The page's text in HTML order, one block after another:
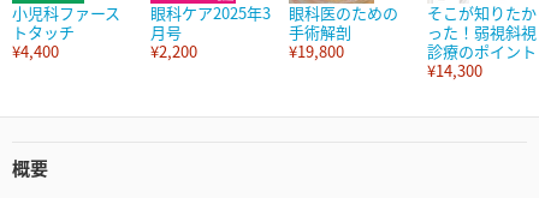
小児科ファース
トタッチ
¥4,400
眼科ケア2025年3
月号
¥2,200
眼科医のための
手術解剖
¥19,800
そこが知りたか
った！弱視斜視
診療のポイント
¥14,300
概要